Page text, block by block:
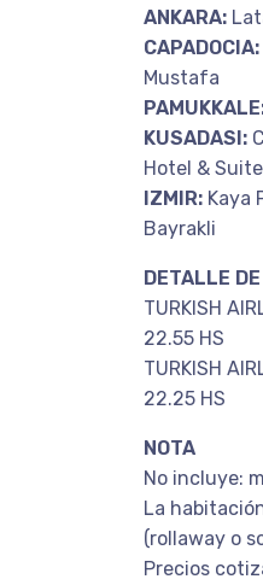
ANKARA:
CAPADOCIA:
Mustafa
KUSADASI:
Hotel &
IZMIR: Kaya
Bayrakli
DETALLE
TURKISH
22.55 HS
TURKISH
22.25 HS
NOTA
No incluye:
La
(rollaway o
Precios